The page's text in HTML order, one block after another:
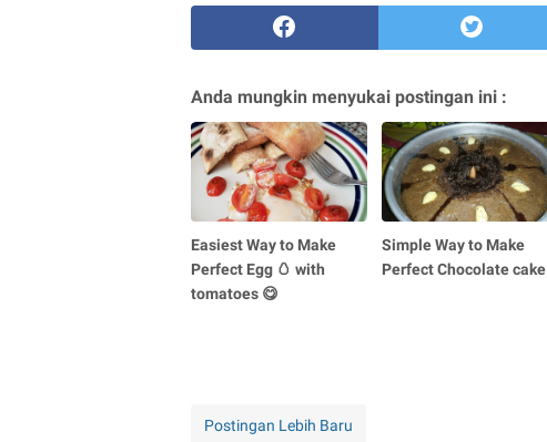
Anda mungkin menyukai postingan ini :
Easiest Way to Make
Perfect Egg 🥚 with
tomatoes 😋
Simple Way to Make
Perfect Chocolate cake
Postingan Lebih Baru